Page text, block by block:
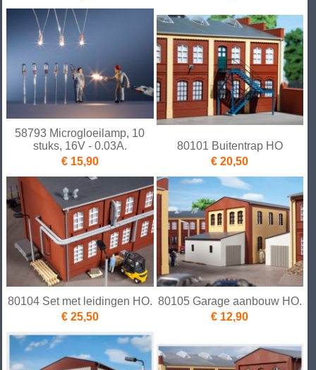
58793 Microgloeilamp, 10
stuks, 16V - 0.03A.
€ 15,90
80101 Buitentrap HO
€ 20,50
80104 Set met leidingen HO.
€ 25,50
80105 Garage aanbouw HO.
€ 12,90